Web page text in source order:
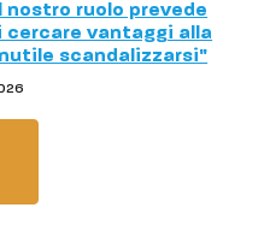
nostro ruolo prevede
cercare vantaggi alla
scandalizzarsi"